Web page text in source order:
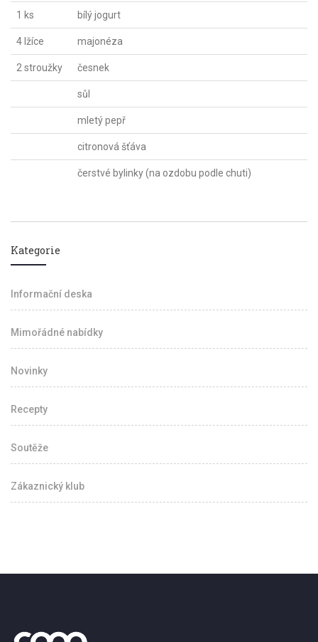
1 ks bílý jogurt
4 lžíce majonéza
2 stroužky česnek
sůl
mletý pepř
citronová šťáva
čerstvé bylinky (na ozdobu podle chuti)
Kategorie
Informační deska
Mimořádné nabídky
Novinky
Recepty
Soutěže
Zákaznický klub